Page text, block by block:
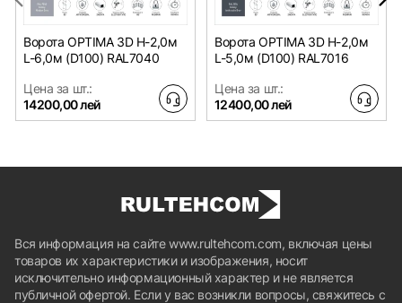
Ворота OPTIMA 3D H-2,0м
L-6,0м (D100) RAL7040
Цена за шт.:
14200,00 лей
Ворота OPTIMA 3D H-2,0м
L-5,0м (D100) RAL7016
Цена за шт.:
12400,00 лей
Вся информация на сайте www.rultehcom.com, включая цены
товаров их характеристики и изображения, носит
исключительно информационный характер и не является
публичной офертой. Если у вас возникли вопросы, свяжитесь с